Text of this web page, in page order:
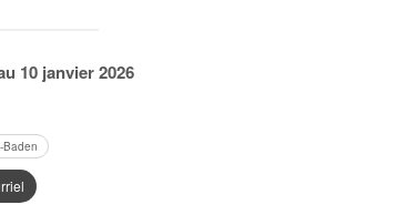
10 janvier 2026
Baden